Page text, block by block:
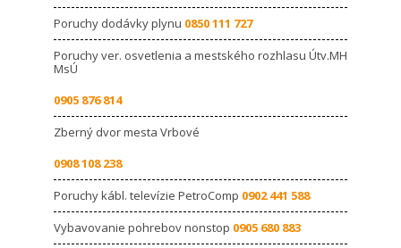
Poruchy dodávky plynu 0850 111 727
Poruchy ver. osvetlenia a mestského rozhlasu Útv.MH
MsÚ
0905 876 814
Zberný dvor mesta Vrbové
0908 108 238
Poruchy kábl. televízie PetroComp 0902 441 588
Vybavovanie pohrebov nonstop 0905 680 883